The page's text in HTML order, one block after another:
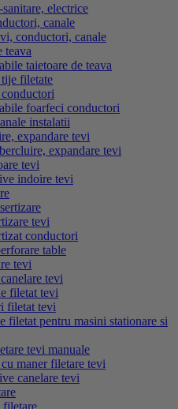
electrice
canale
conductori, canale
teava
taietoare de teava
filetate
foarfeci conductori
instalatii
expandare tevi
expandare tevi
tevi
indoire tevi
tevi
conductori
table
tevi
tevi
filetat tevi
filetat tevi
filetat pentru masini stationare si
tevi manuale
maner filetare tevi
canelare tevi
filetare